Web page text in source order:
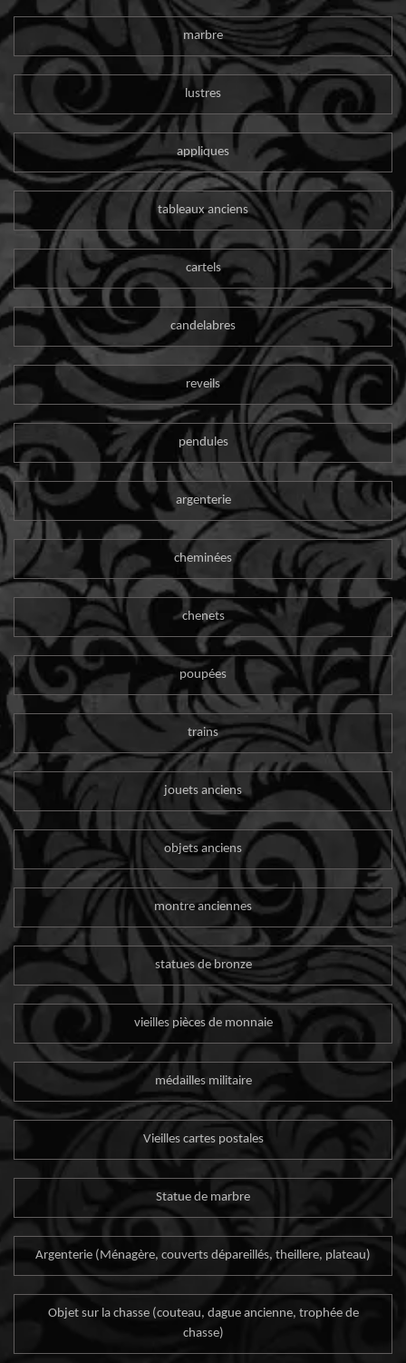
marbre
lustres
appliques
tableaux anciens
cartels
candelabres
reveils
pendules
argenterie
cheminées
chenets
poupées
trains
jouets anciens
objets anciens
montre anciennes
statues de bronze
vieilles pièces de monnaie
médailles militaire
Vieilles cartes postales
Statue de marbre
Argenterie (Ménagère, couverts dépareillés, theillere, plateau)
Objet sur la chasse (couteau, dague ancienne, trophée de
chasse)